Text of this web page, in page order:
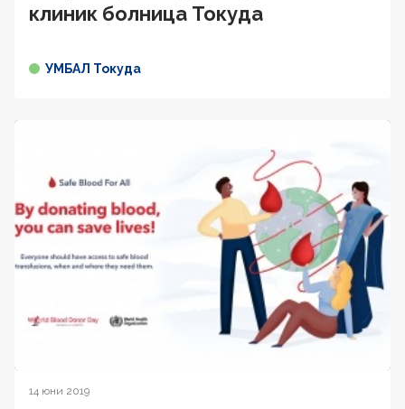
клиник болница Токуда
УМБАЛ Токуда
14 юни 2019